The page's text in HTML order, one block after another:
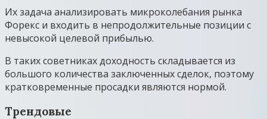
Их задача анализировать микроколебания рынка
Форекс и входить в непродолжительные позиции с
невысокой целевой прибылью.
В таких советниках доходность складывается из
большого количества заключенных сделок, поэтому
кратковременные просадки являются нормой.
Трендовые